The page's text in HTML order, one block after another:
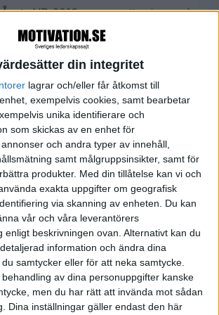
din integritet
lagrar och/eller får åtkomst till
exempelvis cookies, samt bearbetar
unika identifierare och
som skickas av en enhet för
och andra typer av innehåll,
samt målgruppsinsikter, samt för
produkter. Med din tillåtelse kan vi och
exakta uppgifter om geografisk
via skanning av enheten. Du kan
vår och våra leverantörers
enligt beskrivningen ovan. Alternativt kan du
information och ändra dina
samtycker eller för att neka samtycke.
av dina personuppgifter kanske
men du har rätt att invända mot sådan
Dina inställningar gäller endast den här
VD 2016, menar att priser och
ett bra sätt att lyfta fram goda
absolut, det drar till sig väldigt
och publicitet. Det är ett sätt att
möjligheter som finns i den
Det är också viktigt för att locka fler
säger han.
som söker sig till branschen
knäcka för att vi i framtiden ska
kompetent arbetskraft, menar
en stor manlig dominans, bara 15-
Det beror delvis på att det